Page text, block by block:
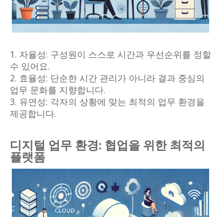
1. 자율성: 구성원이 스스로 시간과 우선순위를 정할
수 있어요.
2. 효율성: 단순한 시간 관리가 아니라 결과 중심의
업무 문화를 지향합니다.
3. 유연성: 각자의 상황에 맞는 최적의 업무 환경을
제공합니다.
디지털 업무 환경: 협업을 위한 최적의
플랫폼